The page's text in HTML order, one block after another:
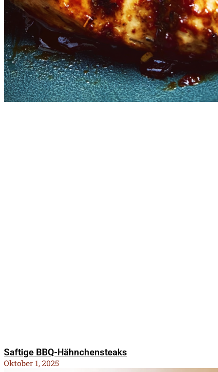
Saftige BBQ-Hähnchensteaks
Oktober 1, 2025